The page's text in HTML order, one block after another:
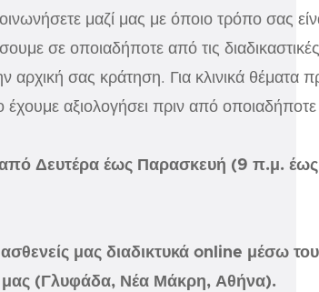
μαζί μας με όποιο τρόπο σας
σε οποιαδήποτε από τις
αρχική σας κράτηση. Για κλινικά θέματα
έχουμε αξιολογήσει πριν από
από Δευτέρα έως Παρασκευή (9 π.μ.
μας διαδικτυκά online μέσω
μας (Γλυφάδα, Νέα Μάκρη, Αθήνα).